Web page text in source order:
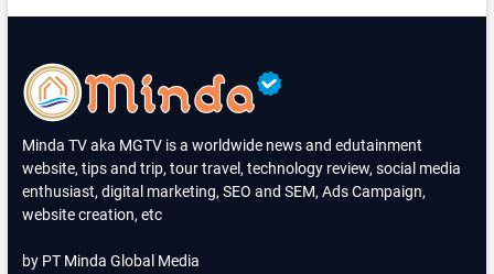
GANTENG
Minda TV aka MGTV is a worldwide news and edutainment
website, tips and trip, tour travel, technology review, social media
enthusiast, digital marketing, SEO and SEM, Ads Campaign,
website creation, etc
by PT Minda Global Media